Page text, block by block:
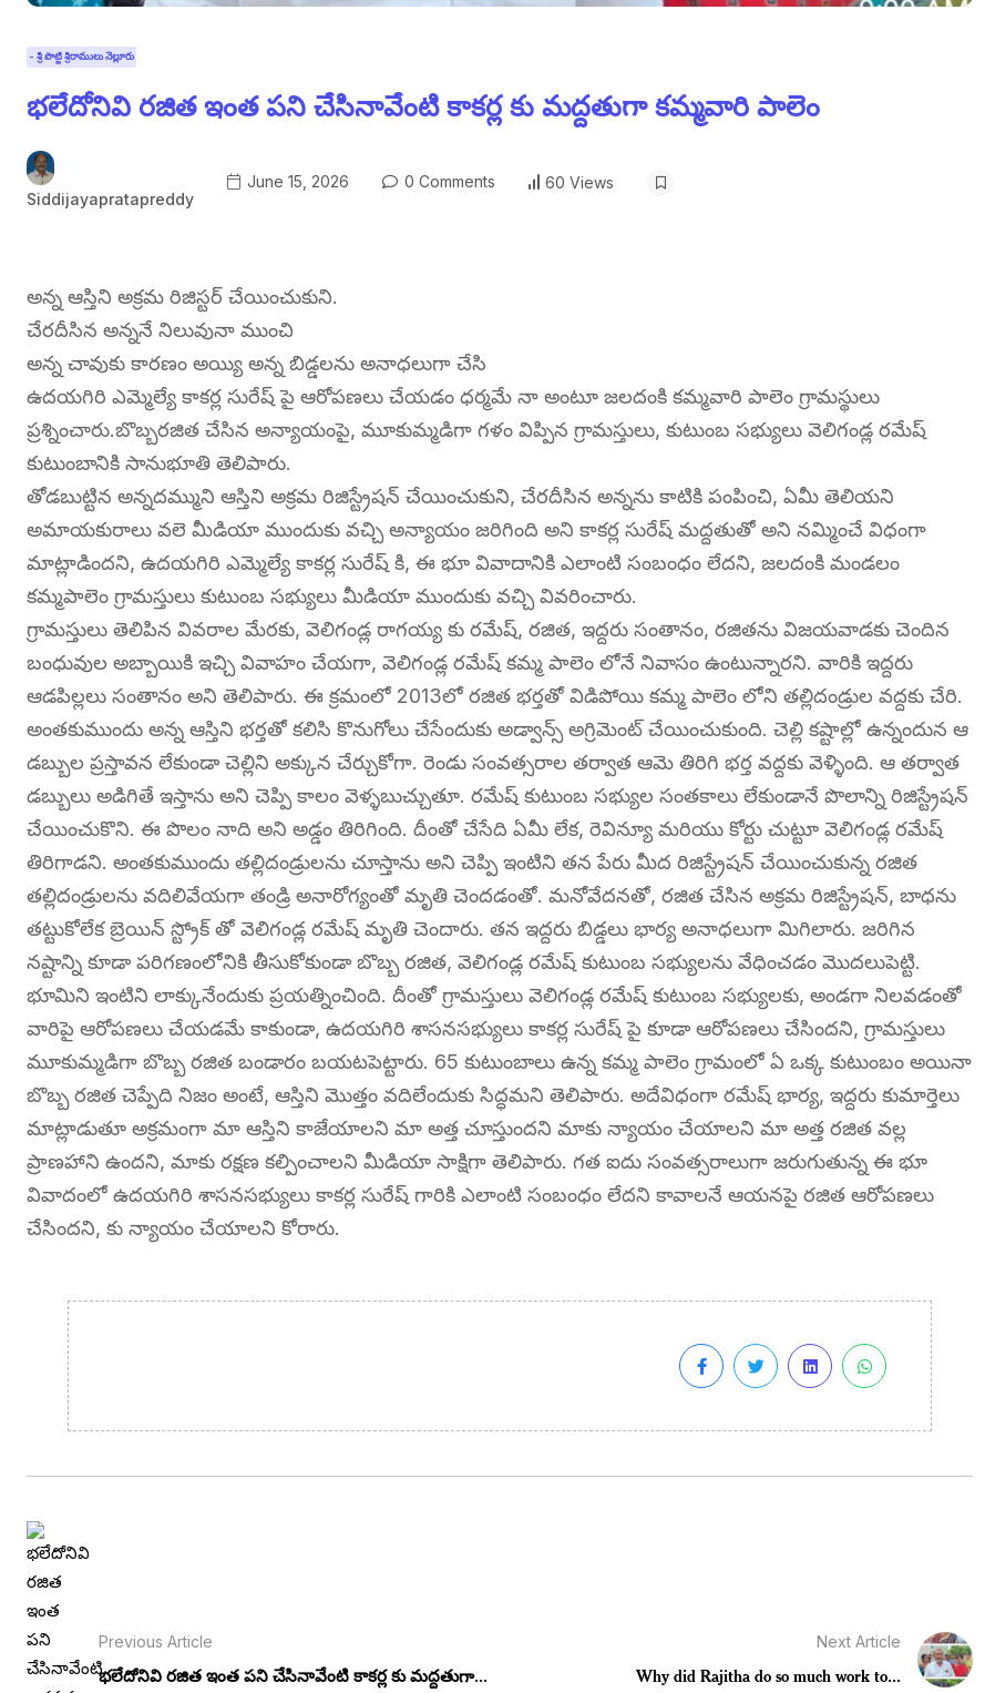
- శ్రీ పొట్టి శ్రీరాములు నెల్లూరు
భలేదోనివి రజిత ఇంత పని చేసినావేంటి కాకర్ల కు మద్దతుగా కమ్మవారి పాలెం
Siddijayapratapreddy
June 15, 2026 0 Comments 60 Views
అన్న ఆస్తిని అక్రమ రిజిస్టర్ చేయించుకుని.
చేరదీసిన అన్ననే నిలువునా ముంచి
అన్న చావుకు కారణం అయ్యి అన్న బిడ్డలను అనాధలుగా చేసి
ఉదయగిరి ఎమ్మెల్యే కాకర్ల సురేష్ పై ఆరోపణలు చేయడం ధర్మమే నా అంటూ జలదంకి కమ్మవారి పాలెం గ్రామస్థులు
ప్రశ్నించారు.బొబ్బరజిత చేసిన అన్యాయంపై, మూకుమ్మడిగా గళం విప్పిన గ్రామస్తులు, కుటుంబ సభ్యులు వెలిగండ్ల రమేష్
కుటుంబానికి సానుభూతి తెలిపారు.
తోడబుట్టిన అన్నదమ్ముని ఆస్తిని అక్రమ రిజిస్ట్రేషన్ చేయించుకుని, చేరదీసిన అన్నను కాటికి పంపించి, ఏమీ తెలియని
అమాయకురాలు వలె మీడియా ముందుకు వచ్చి అన్యాయం జరిగింది అని కాకర్ల సురేష్ మద్దతుతో అని నమ్మించే విధంగా
మాట్లాడిందని, ఉదయగిరి ఎమ్మెల్యే కాకర్ల సురేష్ కి, ఈ భూ వివాదానికి ఎలాంటి సంబంధం లేదని, జలదంకి మండలం
కమ్మపాలెం గ్రామస్తులు కుటుంబ సభ్యులు మీడియా ముందుకు వచ్చి వివరించారు.
గ్రామస్తులు తెలిపిన వివరాల మేరకు, వెలిగండ్ల రాగయ్య కు రమేష్, రజిత, ఇద్దరు సంతానం, రజితను విజయవాడకు చెందిన
బంధువుల అబ్బాయికి ఇచ్చి వివాహం చేయగా, వెలిగండ్ల రమేష్ కమ్మ పాలెం లోనే నివాసం ఉంటున్నారని. వారికి ఇద్దరు
ఆడపిల్లలు సంతానం అని తెలిపారు. ఈ క్రమంలో 2013లో రజిత భర్తతో విడిపోయి కమ్మ పాలెం లోని తల్లిదండ్రుల వద్దకు చేరి.
అంతకుముందు అన్న ఆస్తిని భర్తతో కలిసి కొనుగోలు చేసేందుకు అడ్వాన్స్ అగ్రిమెంట్ చేయించుకుంది. చెల్లి కష్టాల్లో ఉన్నందున ఆ
డబ్బుల ప్రస్తావన లేకుండా చెల్లిని అక్కున చేర్చుకోగా. రెండు సంవత్సరాల తర్వాత ఆమె తిరిగి భర్త వద్దకు వెళ్ళింది. ఆ తర్వాత
డబ్బులు అడిగితే ఇస్తాను అని చెప్పి కాలం వెళ్ళబుచ్చుతూ. రమేష్ కుటుంబ సభ్యుల సంతకాలు లేకుండానే పొలాన్ని రిజిస్ట్రేషన్
చేయించుకొని. ఈ పొలం నాది అని అడ్డం తిరిగింది. దీంతో చేసేది ఏమీ లేక, రెవిన్యూ మరియు కోర్టు చుట్టూ వెలిగండ్ల రమేష్
తిరిగాడని. అంతకుముందు తల్లిదండ్రులను చూస్తాను అని చెప్పి ఇంటిని తన పేరు మీద రిజిస్ట్రేషన్ చేయించుకున్న రజిత
తల్లిదండ్రులను వదిలివేయగా తండ్రి అనారోగ్యంతో మృతి చెందడంతో. మనోవేదనతో, రజిత చేసిన అక్రమ రిజిస్ట్రేషన్, బాధను
తట్టుకోలేక బ్రెయిన్ స్ట్రోక్ తో వెలిగండ్ల రమేష్ మృతి చెందారు. తన ఇద్దరు బిడ్డలు భార్య అనాధలుగా మిగిలారు. జరిగిన
నష్టాన్ని కూడా పరిగణంలోనికి తీసుకోకుండా బొబ్బ రజిత, వెలిగండ్ల రమేష్ కుటుంబ సభ్యులను వేధించడం మొదలుపెట్టి.
భూమిని ఇంటిని లాక్కునేందుకు ప్రయత్నించింది. దీంతో గ్రామస్తులు వెలిగండ్ల రమేష్ కుటుంబ సభ్యులకు, అండగా నిలవడంతో
వారిపై ఆరోపణలు చేయడమే కాకుండా, ఉదయగిరి శాసనసభ్యులు కాకర్ల సురేష్ పై కూడా ఆరోపణలు చేసిందని, గ్రామస్తులు
మూకుమ్మడిగా బొబ్బ రజిత బండారం బయటపెట్టారు. 65 కుటుంబాలు ఉన్న కమ్మ పాలెం గ్రామంలో ఏ ఒక్క కుటుంబం అయినా
బొబ్బ రజిత చెప్పేది నిజం అంటే, ఆస్తిని మొత్తం వదిలేందుకు సిద్ధమని తెలిపారు. అదేవిధంగా రమేష్ భార్య, ఇద్దరు కుమార్తెలు
మాట్లాడుతూ అక్రమంగా మా ఆస్తిని కాజేయాలని మా అత్త చూస్తుందని మాకు న్యాయం చేయాలని మా అత్త రజిత వల్ల
ప్రాణహాని ఉందని, మాకు రక్షణ కల్పించాలని మీడియా సాక్షిగా తెలిపారు. గత ఐదు సంవత్సరాలుగా జరుగుతున్న ఈ భూ
వివాదంలో ఉదయగిరి శాసనసభ్యులు కాకర్ల సురేష్ గారికి ఎలాంటి సంబంధం లేదని కావాలనే ఆయనపై రజిత ఆరోపణలు
చేసిందని, కు న్యాయం చేయాలని కోరారు.
Previous Article
భలేదోనివి రజిత ఇంత పని చేసినావేంటి కాకర్ల కు మద్దతుగా...
Next Article
Why did Rajitha do so much work to...